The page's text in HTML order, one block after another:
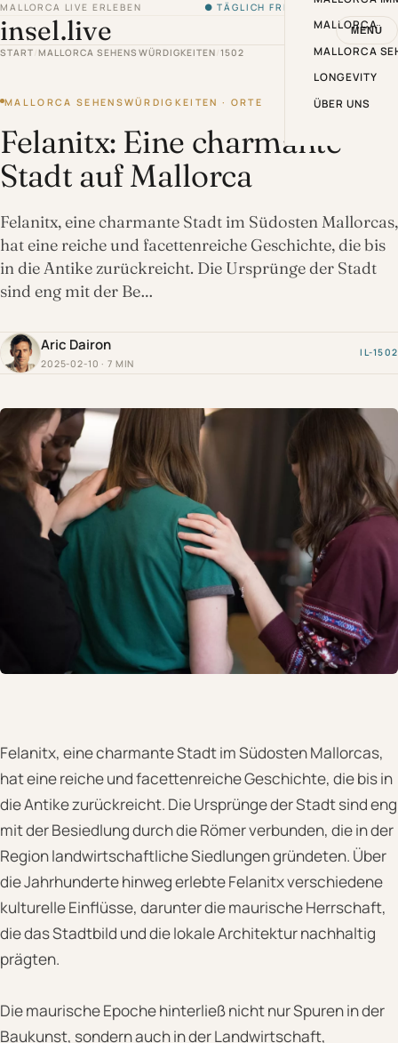
MALLORCA LIVE ERLEBEN ● TÄGLICH FRISCH VON DER INSEL
insel.live MENÜ
MALLORCA
MALLORCA
LONGEVITY
ÜBER UNS
START /MALLORCA SEHENSWÜRDIGKEITEN 1502
MALLORCA SEHENSWÜRDIGKEITEN · ORTE
Felanitx: Eine charmante
Stadt auf Mallorca
Felanitx, eine charmante Stadt im Südosten Mallorcas,
hat eine reiche und facettenreiche Geschichte, die bis
in die Antike zurückreicht. Die Ursprünge der Stadt
sind eng mit der Be…
Aric Dairon
2025-02-10 · 7 MIN
IL-1502
Felanitx, eine charmante Stadt im Südosten Mallorcas,
hat eine reiche und facettenreiche Geschichte, die bis in
die Antike zurückreicht. Die Ursprünge der Stadt sind eng
mit der Besiedlung durch die Römer verbunden, die in der
Region landwirtschaftliche Siedlungen gründeten. Über
die Jahrhunderte hinweg erlebte Felanitx verschiedene
kulturelle Einflüsse, darunter die maurische Herrschaft,
die das Stadtbild und die lokale Architektur nachhaltig
prägten.
Die maurische Epoche hinterließ nicht nur Spuren in der
Baukunst, sondern auch in der Landwirtschaft,